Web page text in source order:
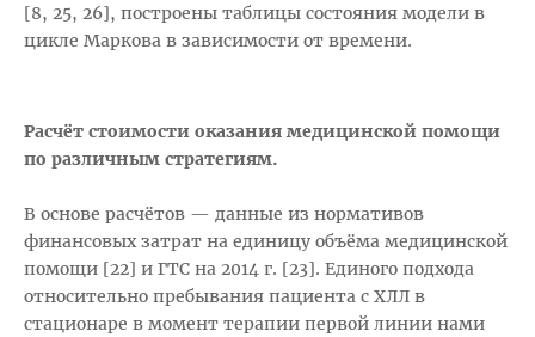
[8, 25, 26], построены таблицы состояния модели в
цикле Маркова в зависимости от времени.
Расчёт стоимости оказания медицинской помощи
по различным стратегиям.
В основе расчётов — данные из нормативов
финансовых затрат на единицу объёма медицинской
помощи [22] и ГТС на 2014 г. [23]. Единого подхода
относительно пребывания пациента с ХЛЛ в
стационаре в момент терапии первой линии нами